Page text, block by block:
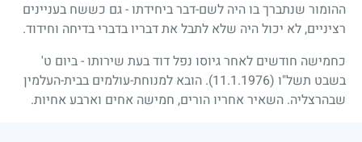
ההומור שנתברך בו היה לשם-דבר ביחידתו - גם כששח בעניינים
רציניים, לא יכול היה שלא לתבל את דבריו בדברי בדיחה וחידוד.
כחמישה חודשים לאחר גיוסו נפל דוד בעת שירותו - ביום ט'
בשבט תשל"ו (11.1.1976)
. הובא למנוחת-עולמים בבית-העלמין
שבהרצליה. השאיר אחריו הורים, חמישה אחים וארבע אחיות.